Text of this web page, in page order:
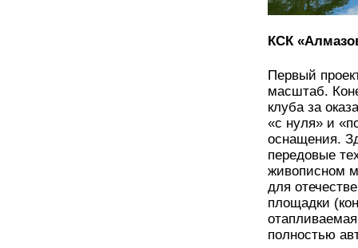
КСК
Первый
масштаб.
клуба за
«с нуля» и
оснащения.
передовые
живописном
для
площадки
полностью